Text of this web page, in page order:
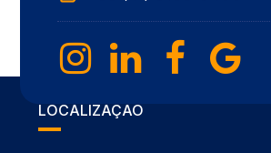
LOCALIZAÇÃO